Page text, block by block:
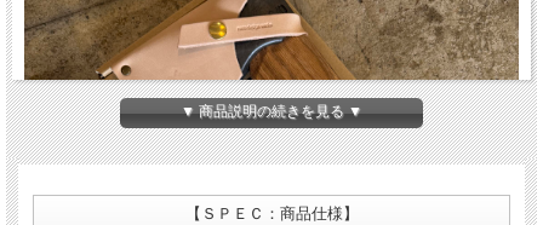
▼ 商品説明の続きを見る ▼
【ＳＰＥＣ：商品仕様】